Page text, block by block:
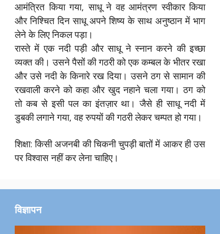
आमंत्रित किया गया, साधू ने वह आमंत्रण स्वीकार किया
और निश्चित दिन साधू अपने शिष्य के साथ अनुष्ठान में भाग
लेने के लिए निकल पड़ा।
रास्ते में एक नदी पड़ी और साधू ने स्नान करने की इच्छा
व्यक्त की। उसने पैसों की गठरी को एक कम्बल के भीतर रखा
और उसे नदी के किनारे रख दिया। उसने ठग से सामान की
रखवाली करने को कहा और खुद नहाने चला गया। ठग को
तो कब से इसी पल का इंतज़ार था। जैसे ही साधू नदी में
डुबकी लगाने गया, वह रुपयों की गठरी लेकर चम्पत हो गया।
शिक्षा: किसी अजनबी की चिकनी चुपड़ी बातों में आकर ही उस
पर विश्वास नहीं कर लेना चाहिए।
विज्ञापन